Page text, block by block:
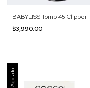
BABYLISS Tomb 45 Clipper
$3,990.00
Agotado